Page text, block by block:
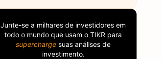
Junte-se a milhares de investidores em
todo o mundo que usam o TIKR para
supercharge suas análises de
investimento.